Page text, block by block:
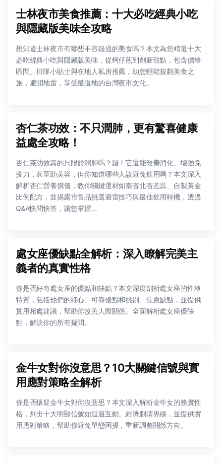
士林夜市美食推薦：十大必吃經典小吃
與隱藏版美味全攻略
想知道士林夜市有哪些不容錯過的美食嗎？本文為您精選十大
必吃經典小吃與隱藏版美味，從蚵仔煎到創新甜點，包含價格
區間、排隊小貼士與在地人私房推薦，助您輕鬆規劃美食之
旅，避開地雷，享受最道地的台灣夜市文化。
杏仁茶功效：不只潤肺，更有驚喜健康
益處全攻略！
杏仁茶功效真的只限於潤肺嗎？錯！它還能改善消化、增強免
疫力，甚至助美容，但你知道哪些人該避免飲用嗎？本文深入
解析杏仁營養價值，教你關鍵選材如南杏北杏差異、自製黃金
比例配方，並揭露市售品挑選避雷技巧與最佳飲用時機，透過
Q&A快問快答，讓您掌握...
處女座優缺點全解析：深入瞭解完美主
義者的真實性格
你是否好奇處女座的優點和缺點？本文深度剖析處女座的性格
特質，包括他們的細心、可靠優點和挑剔、焦慮缺點，並提供
實用相處建議，幫助你改善人際關係。全面解析處女座優缺
點，解決你的所有疑問。
金牛女對你沒意思？10大關鍵信號與實
用應對策略全解析
你是否懷疑金牛女對你沒意思？本文深入解析金牛女的務實性
格，列出十大明顯信號如迴避互動、經濟劃清界線，並提供實
用應對策略，幫助你避免單戀困擾，重新調整關係方向。